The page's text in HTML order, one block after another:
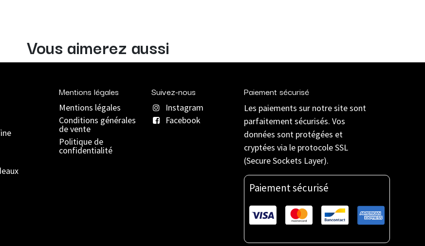
Vous aimerez aussi
Mentions légales
Mentions légales
Conditions générales
de vente
Politique de
confidentialité
Suivez-nous
Instagram
Facebook
Paiement sécurisé
Les paiements sur notre site sont
parfaitement sécurisés. Vos
données sont protégées et
cryptées via le protocole SSL
(Secure Sockets Layer).
Paiement sécurisé